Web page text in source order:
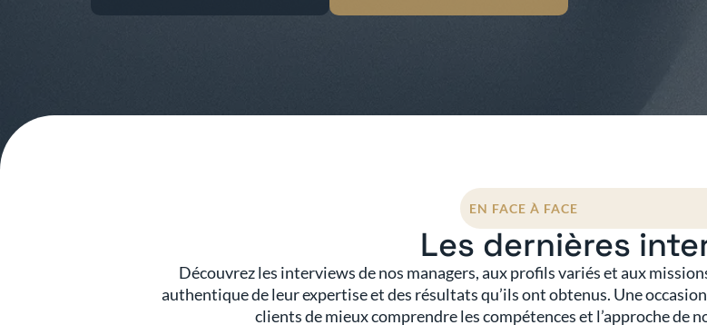
EN FACE À FACE
Les dernières
Découvrez les interviews de nos managers, aux profils variés et aux
authentique de leur expertise et des résultats qu’ils ont obtenus. Une
clients de mieux comprendre les compétences et l’approche de